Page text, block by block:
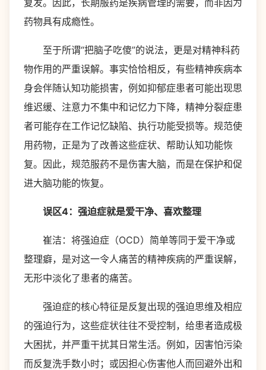
复发。因此，长期服药是疾病管理的需要，而非因为
药物具有成瘾性。
至于所谓“把脑子吃傻”的说法，更是对精神科药
物作用的严重误解。事实恰恰相反，有些精神疾病本
身会伴随认知功能损害，例如抑郁症患者可能出现思
维迟缓、注意力不集中和记忆力下降，精神分裂症患
者可能存在工作记忆缺陷、执行功能受损等。规范使
用药物，正是为了改善这些症状、帮助认知功能恢
复。因此，规范服药不是伤害大脑，而是在保护和促
进大脑功能的恢复。
误区4：强迫症就是爱干净、喜欢整理
崔洁：将强迫症（OCD）简单等同于爱干净或
整理癖，是对这一令人痛苦的精神疾病的严重误解，
无形中淡化了患者的痛苦。
强迫症的核心特征是反复出现的强迫思维及相应
的强迫行为，这些症状往往不受控制，给患者造成极
大困扰，并严重干扰其日常生活。例如，因害怕污染
而反复洗手数小时；或因担心伤害他人而回避外出和